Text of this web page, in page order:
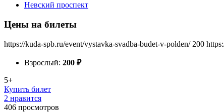
Невский проспект
Цены на билеты
https://kuda-spb.ru/event/vystavka-svadba-budet-v-polden/ 200
Взрослый: 200 ₽
5+
Купить билет
2 нравится
406 просмотров